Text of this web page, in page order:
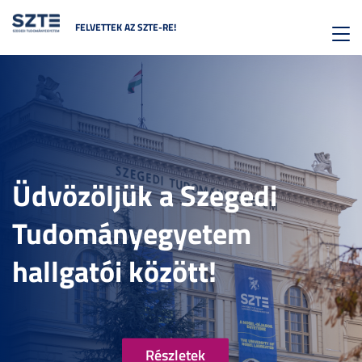
FELVETTEK AZ SZTE-RE!
Üdvözöljük a Szegedi
Tudományegyetem
hallgatói között!
Részletek